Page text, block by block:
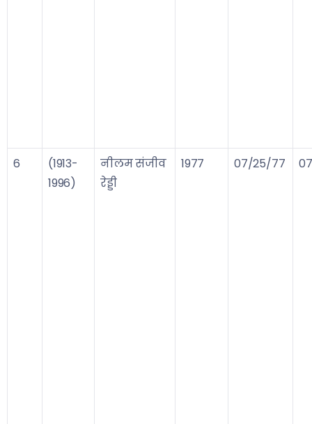
6
(1913-
1996)
नीलम संजीव
रेड्डी
1977 07/25/77